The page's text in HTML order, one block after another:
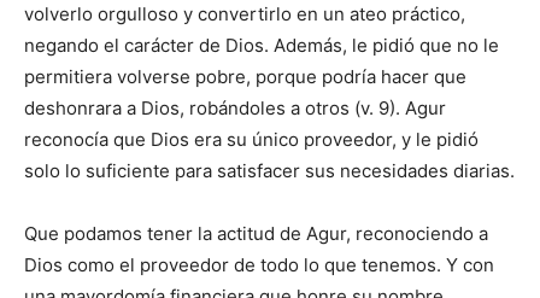
volverlo orgulloso y convertirlo en un ateo práctico,
negando el carácter de Dios. Además, le pidió que no le
permitiera volverse pobre, porque podría hacer que
deshonrara a Dios, robándoles a otros (v. 9). Agur
reconocía que Dios era su único proveedor, y le pidió
solo lo suficiente para satisfacer sus necesidades diarias.
Que podamos tener la actitud de Agur, reconociendo a
Dios como el proveedor de todo lo que tenemos. Y con